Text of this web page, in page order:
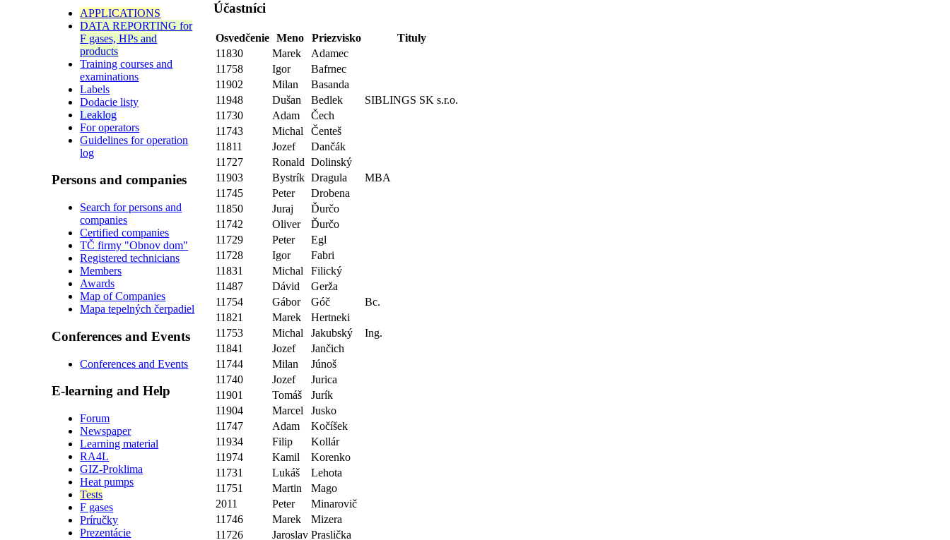
APPLICATIONS
DATA REPORTING for
F gases, HPs and
products
Training courses and
examinations
Labels
Dodacie listy
Leaklog
For operators
Guidelines for operation
log
Persons and companies
Search for persons and
companies
Certified companies
TČ firmy "Obnov dom"
Registered technicians
Members
Awards
Map of Companies
Mapa tepelných čerpadiel
Conferences and Events
Conferences and Events
E-learning and Help
Forum
Newspaper
Learning material
RA4L
GIZ-Proklima
Heat pumps
Tests
F gases
Príručky
Prezentácie
Účastníci
Osvedčenie Meno Priezvisko
Tituly
11830
Marek
Adamec
11758
Igor
Bafrnec
11902
Milan
Basanda
11948
Dušan Bedlek
SIBLINGS SK s.r.o.
11730
Adam
Čech
11743
Michal
Čenteš
11811
Jozef
Dančák
11727
Ronald
Dolinský
11903
Bystrík Dragula
MBA
11745
Peter
Drobena
11850
Juraj
Ďurčo
11742
Oliver
Ďurčo
11729
Peter
Egl
11728
Igor
Fabri
11831
Michal
Filický
11487
Dávid
Gerža
11754
Gábor Góč
Bc.
11821
Marek
Hertneki
11753
Michal Jakubský
Ing.
11841
Jozef
Jančich
11744
Milan
Júnoš
11740
Jozef
Jurica
11901
Tomáš
Jurík
11904
Marcel
Jusko
11747
Adam
Kočíšek
11934
Filip
Kollár
11974
Kamil
Korenko
11731
Lukáš
Lehota
11751
Martin
Mago
2011
Peter
Minarovič
11746
Marek
Mizera
11726
Jaroslav Praslička